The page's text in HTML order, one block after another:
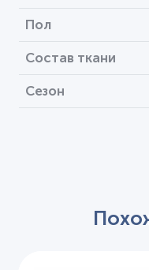
Пол
Состав ткани
Сезон